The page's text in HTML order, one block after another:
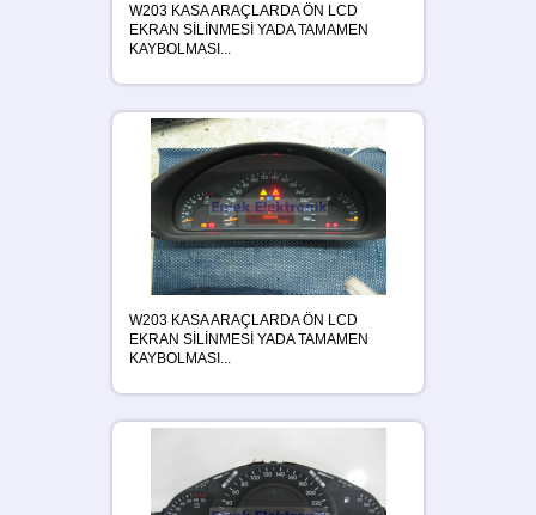
W203 KASA ARAÇLARDA ÖN LCD
EKRAN SİLİNMESİ YADA TAMAMEN
KAYBOLMASI...
W203 KASA ARAÇLARDA ÖN LCD
EKRAN SİLİNMESİ YADA TAMAMEN
KAYBOLMASI...